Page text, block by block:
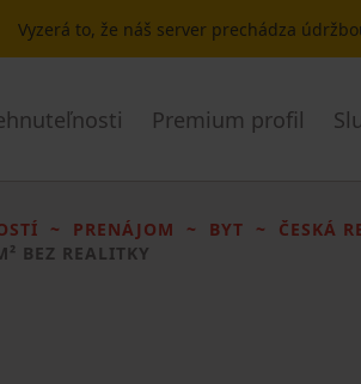
Vyzerá to, že náš server prechádza
Premium profil
PRENÁJOM BYT ČESKÁ
BEZ REALITKY